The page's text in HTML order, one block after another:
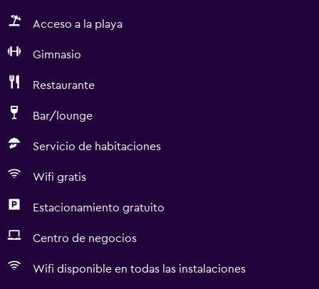
Acceso a la playa
Gimnasio
Restaurante
Bar/lounge
Servicio de habitaciones
Wifi gratis
Estacionamiento gratuito
Centro de negocios
Wifi disponible en todas las instalaciones